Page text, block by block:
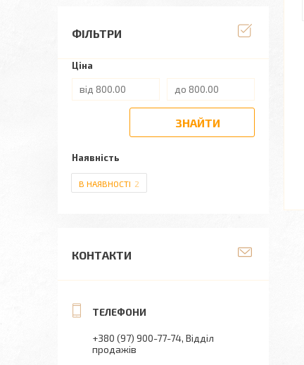
ФІЛЬТРИ
Ціна
ЗНАЙТИ
Наявність
В НАЯВНОСТІ 2
КОНТАКТИ
+380 (97) 900-77-74 Відділ
продажів